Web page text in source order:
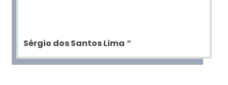
Sérgio dos Santos Lima “